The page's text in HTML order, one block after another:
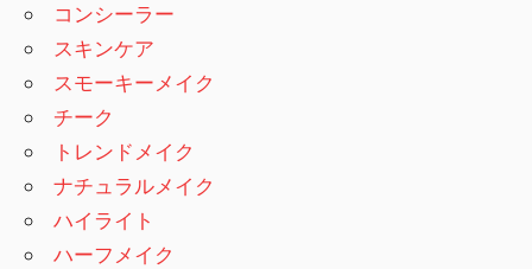
コンシーラー
スキンケア
スモーキーメイク
チーク
トレンドメイク
ナチュラルメイク
ハイライト
ハーフメイク